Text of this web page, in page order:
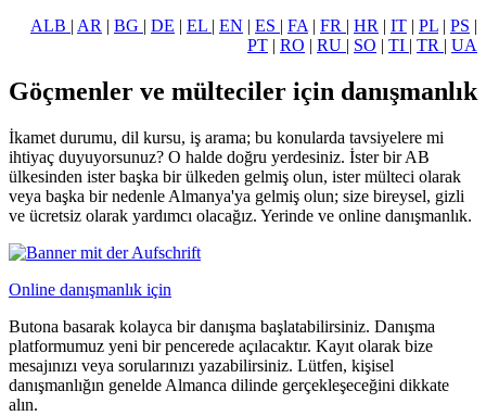
ALB | AR | BG | DE | EL | EN | ES | FA | FR | HR | IT | PL | PS |
PT | RO | RU | SO | TI | TR | UA
Göçmenler ve mülteciler için danışmanlık
İkamet durumu, dil kursu, iş arama; bu konularda tavsiyelere mi
ihtiyaç duyuyorsunuz? O halde doğru yerdesiniz. İster bir AB
ülkesinden ister başka bir ülkeden gelmiş olun, ister mülteci olarak
veya başka bir nedenle Almanya'ya gelmiş olun; size bireysel, gizli
ve ücretsiz olarak yardımcı olacağız. Yerinde ve online danışmanlık.
Online danışmanlık için
Butona basarak kolayca bir danışma başlatabilirsiniz. Danışma
platformumuz yeni bir pencerede açılacaktır. Kayıt olarak bize
mesajınızı veya sorularınızı yazabilirsiniz. Lütfen, kişisel
danışmanlığın genelde Almanca dilinde gerçekleşeceğini dikkate
alın.